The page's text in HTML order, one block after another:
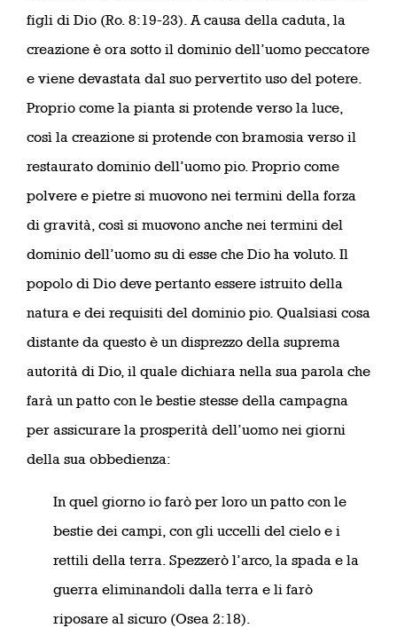
figli di Dio (Ro. 8:19-23). A causa della caduta, la
creazione è ora sotto il dominio dell’uomo peccatore
e viene devastata dal suo pervertito uso del potere.
Proprio come la pianta si protende verso la luce,
così la creazione si protende con bramosia verso il
restaurato dominio dell’uomo pio. Proprio come
polvere e pietre si muovono nei termini della forza
di gravità, così si muovono anche nei termini del
dominio dell’uomo su di esse che Dio ha voluto. Il
popolo di Dio deve pertanto essere istruito della
natura e dei requisiti del dominio pio. Qualsiasi cosa
distante da questo è un disprezzo della suprema
autorità di Dio, il quale dichiara nella sua parola che
farà un patto con le bestie stesse della campagna
per assicurare la prosperità dell’uomo nei giorni
della sua obbedienza:
In quel giorno io farò per loro un patto con le
bestie dei campi, con gli uccelli del cielo e i
rettili della terra. Spezzerò l’arco, la spada e la
guerra eliminandoli dalla terra e li farò
riposare al sicuro (Osea 2:18).